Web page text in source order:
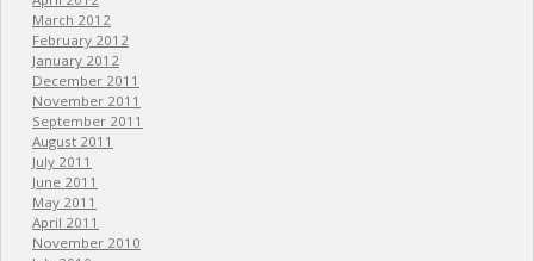
March 2012
February 2012
January 2012
December 2011
November 2011
September 2011
August 2011
July 2011
June 2011
May 2011
April 2011
November 2010